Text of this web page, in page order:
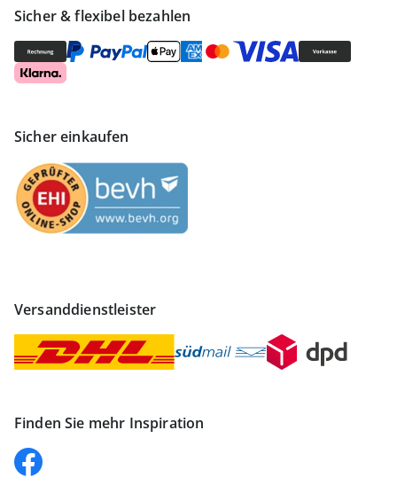
Sicher & flexibel bezahlen
Sicher einkaufen
Versanddienstleister
Finden Sie mehr Inspiration